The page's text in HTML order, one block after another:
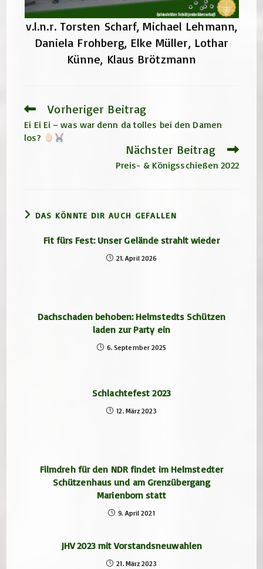
v.l.n.r. Torsten Scharf, Michael Lehmann,
Daniela Frohberg, Elke Müller, Lothar
Künne, Klaus Brötzmann
Weitere
Artikel
ansehen
Vorheriger Beitrag
Ei Ei Ei – was war denn da tolles bei den Damen
los?
Nächster Beitrag
Preis- & Königsschießen 2022
DAS KÖNNTE DIR AUCH GEFALLEN
Fit fürs Fest: Unser Gelände strahlt wieder
21. April 2026
Dachschaden behoben: Helmstedts Schützen
laden zur Party ein
6. September 2025
Schlachtefest 2023
12. März 2023
Filmdreh für den NDR findet im Helmstedter
Schützenhaus und am Grenzübergang
Marienborn statt
9. April 2021
JHV 2023 mit Vorstandsneuwahlen
21. März 2023